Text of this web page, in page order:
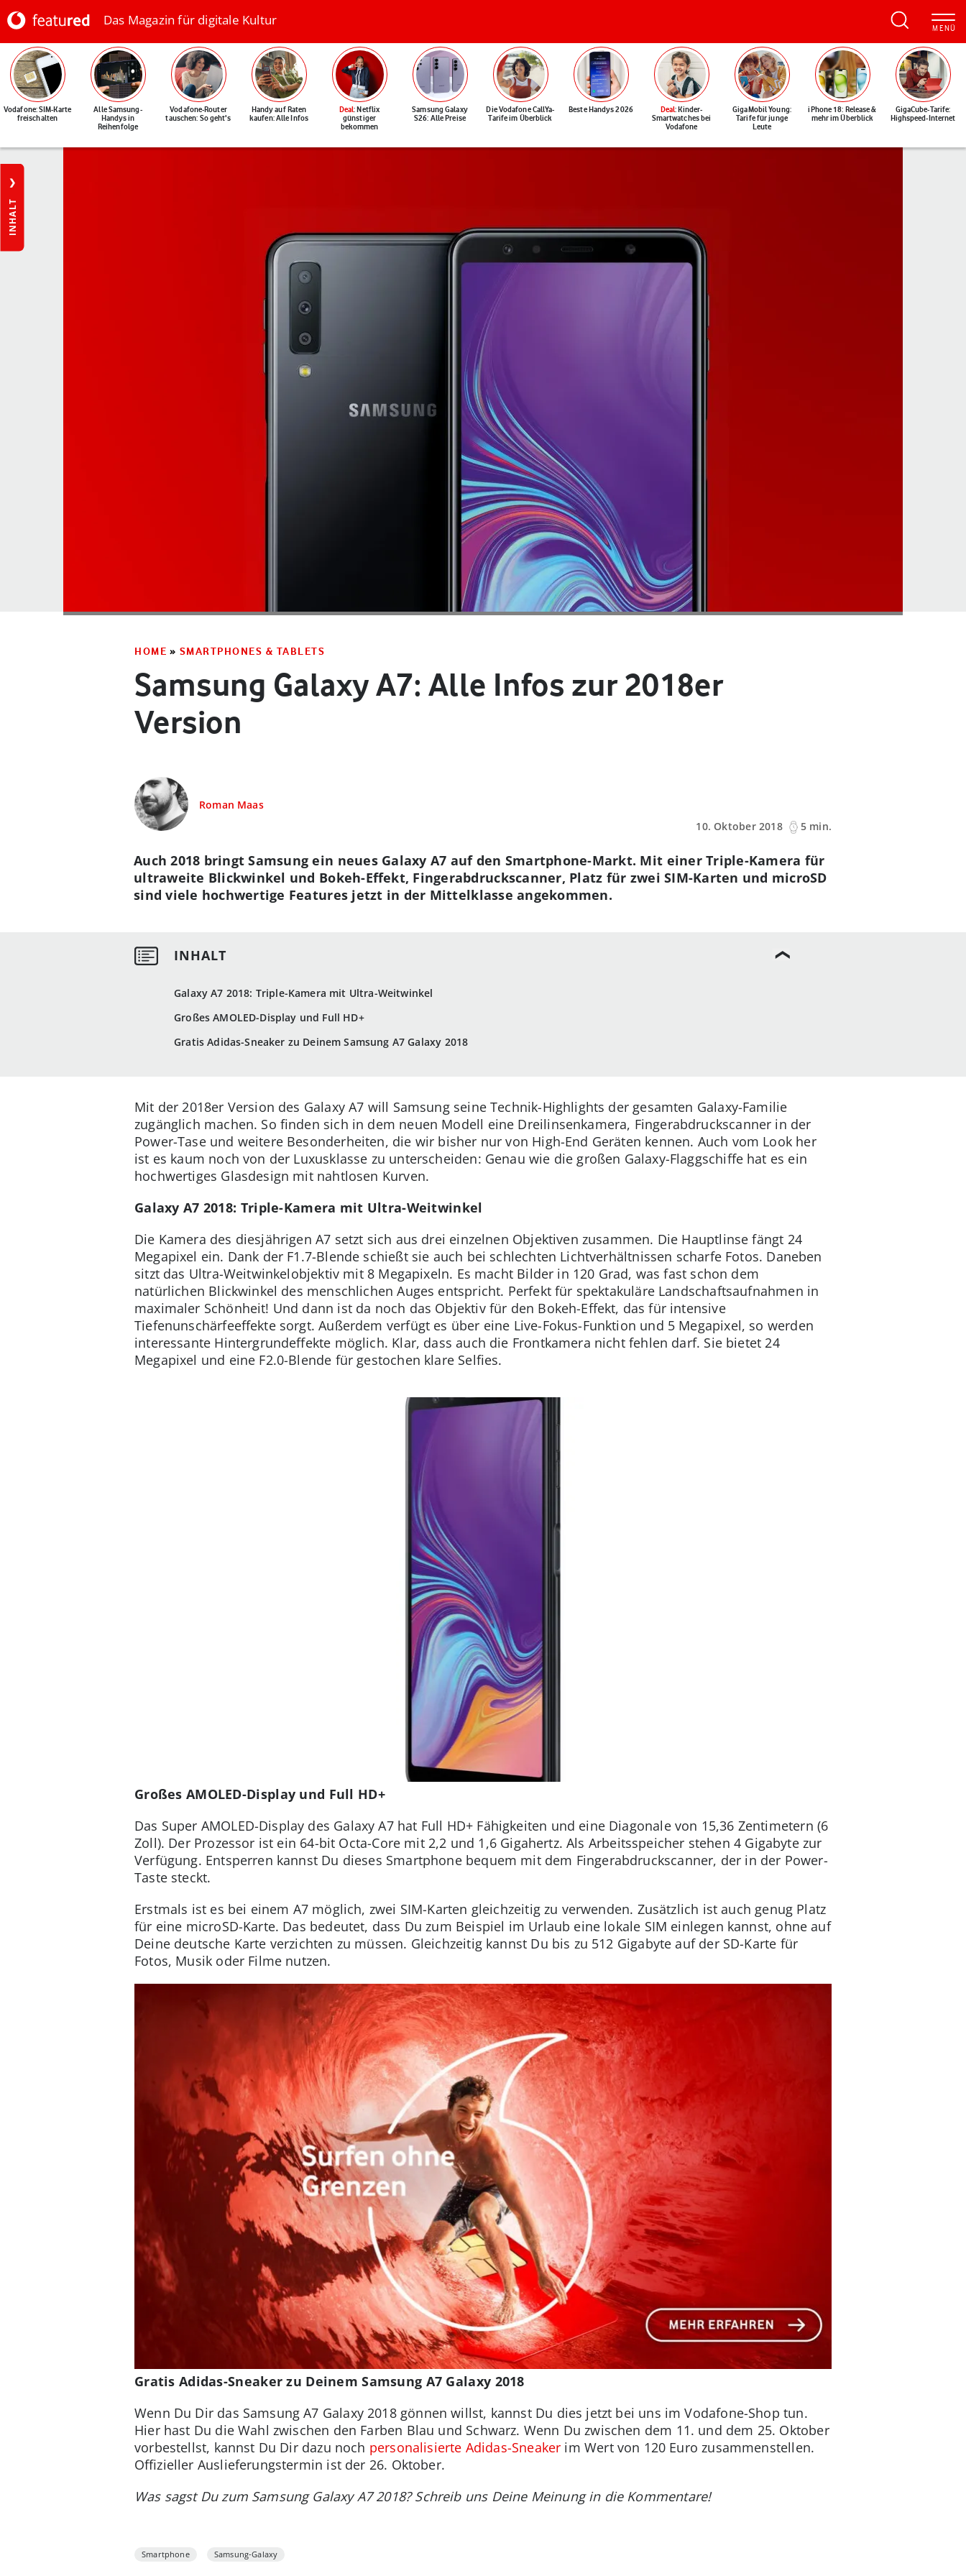
Das Magazin für digitale Kultur
Vodafone: SIM-Karte
freischalten
Alle Samsung-
Handys in
Reihenfolge
Vodafone-Router
tauschen: So geht's
Handy auf Raten
kaufen: Alle Infos
Deal: Netflix
günstiger
bekommen
Samsung Galaxy
S26: Alle Preise
Die Vodafone CallYa-
Tarife im Überblick
Beste Handys 2026 Deal: Kinder-
Smartwatches bei
Vodafone
GigaMobil Young:
Tarife für junge
Leute
iPhone 18: Release &
mehr im Überblick
GigaCube-Tarife:
Highspeed-Internet
INHALT
HOME » SMARTPHONES & TABLETS
Samsung Galaxy A7: Alle Infos zur 2018er
Version
Roman Maas
10. Oktober 2018
5 min.
Galaxy A7 2018: Triple-Kamera mit Ultra-Weitwinkel
Großes AMOLED-Display und Full HD+
Gratis Adidas-Sneaker zu Deinem Samsung A7 Galaxy 2018
Auch 2018 bringt Samsung ein neues Galaxy A7 auf den Smartphone-Markt. Mit einer Triple-Kamera für
ultraweite Blickwinkel und Bokeh-Effekt, Fingerabdruckscanner, Platz für zwei SIM-Karten und microSD
sind viele hochwertige Features jetzt in der Mittelklasse angekommen.
Mit der 2018er Version des Galaxy A7 will Samsung seine Technik-Highlights der gesamten Galaxy-Familie
zugänglich machen. So finden sich in dem neuen Modell eine Dreilinsenkamera, Fingerabdruckscanner in der
Power-Tase und weitere Besonderheiten, die wir bisher nur von High-End Geräten kennen. Auch vom Look her
ist es kaum noch von der Luxusklasse zu unterscheiden: Genau wie die großen Galaxy-Flaggschiffe hat es ein
hochwertiges Glasdesign mit nahtlosen Kurven.
Galaxy A7 2018: Triple-Kamera mit Ultra-Weitwinkel
Die Kamera des diesjährigen A7 setzt sich aus drei einzelnen Objektiven zusammen. Die Hauptlinse fängt 24
Megapixel ein. Dank der F1.7-Blende schießt sie auch bei schlechten Lichtverhältnissen scharfe Fotos. Daneben
sitzt das Ultra-Weitwinkelobjektiv mit 8 Megapixeln. Es macht Bilder in 120 Grad, was fast schon dem
natürlichen Blickwinkel des menschlichen Auges entspricht. Perfekt für spektakuläre Landschaftsaufnahmen in
maximaler Schönheit! Und dann ist da noch das Objektiv für den Bokeh-Effekt, das für intensive
Tiefenunschärfeeffekte sorgt. Außerdem verfügt es über eine Live-Fokus-Funktion und 5 Megapixel, so werden
interessante Hintergrundeffekte möglich. Klar, dass auch die Frontkamera nicht fehlen darf. Sie bietet 24
Megapixel und eine F2.0-Blende für gestochen klare Selfies.
Großes AMOLED-Display und Full HD+
Das Super AMOLED-Display des Galaxy A7 hat Full HD+ Fähigkeiten und eine Diagonale von 15,36 Zentimetern (6
Zoll). Der Prozessor ist ein 64-bit Octa-Core mit 2,2 und 1,6 Gigahertz. Als Arbeitsspeicher stehen 4 Gigabyte zur
Verfügung. Entsperren kannst Du dieses Smartphone bequem mit dem Fingerabdruckscanner, der in der Power-
Taste steckt.
Erstmals ist es bei einem A7 möglich, zwei SIM-Karten gleichzeitig zu verwenden. Zusätzlich ist auch genug Platz
für eine microSD-Karte. Das bedeutet, dass Du zum Beispiel im Urlaub eine lokale SIM einlegen kannst, ohne auf
Deine deutsche Karte verzichten zu müssen. Gleichzeitig kannst Du bis zu 512 Gigabyte auf der SD-Karte für
Fotos, Musik oder Filme nutzen.
Gratis Adidas-Sneaker zu Deinem Samsung A7 Galaxy 2018
Wenn Du Dir das Samsung A7 Galaxy 2018 gönnen willst, kannst Du dies jetzt bei uns im Vodafone-Shop tun.
Hier hast Du die Wahl zwischen den Farben Blau und Schwarz. Wenn Du zwischen dem 11. und dem 25. Oktober
vorbestellst, kannst Du Dir dazu noch personalisierte Adidas-Sneaker im Wert von 120 Euro zusammenstellen.
Offizieller Auslieferungstermin ist der 26. Oktober.
Was sagst Du zum Samsung Galaxy A7 2018? Schreib uns Deine Meinung in die Kommentare!
Smartphone Samsung-Galaxy